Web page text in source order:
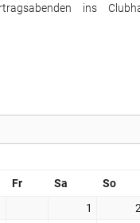
ins
Fr Sa
So
1